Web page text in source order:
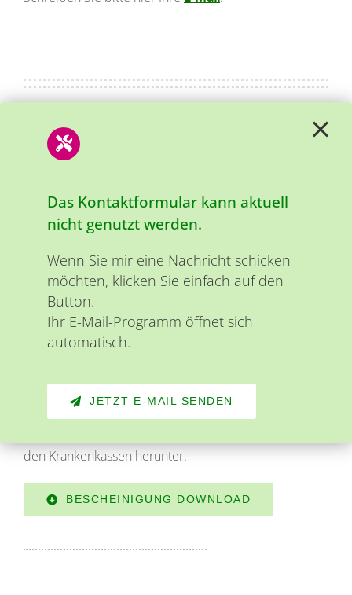
verordnet. Sie benötigen ein Rezept oder
Notwendigkeitsbescheinigung mit einer Diagnose.
Die gesetzlichen Krankenkassen bezuschussen
mindestens 5 Termine pro Jahr. Je nach Krankenkasse
Laden Sie sich hier die
Notwendigkeitsbescheinigung
den Krankenkassen herunter.
BESCHEINIGUNG DOWNLOAD
Das Kontaktformular kann aktuell
nicht genutzt werden.
Wenn Sie mir eine Nachricht schicken
möchten, klicken Sie einfach auf den
Button.
Ihr E-Mail-Programm öffnet sich
automatisch.
JETZT E-MAIL SENDEN